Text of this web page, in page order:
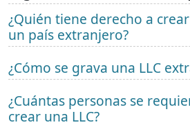
¿Quién tiene derecho a
un país extranjero?
¿Cómo se grava una LLC
¿Cuántas personas se
crear una LLC?